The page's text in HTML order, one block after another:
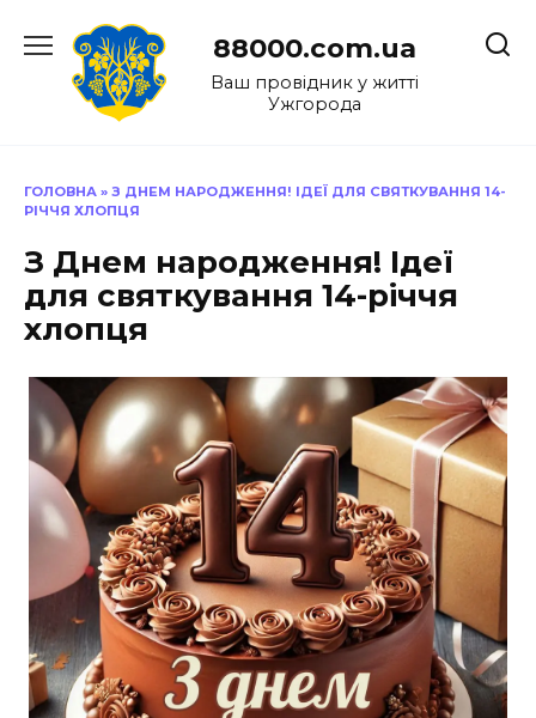
до
88000.com.ua
Ваш провідник у житті
Ужгорода
ГОЛОВНА » З ДНЕМ НАРОДЖЕННЯ! ІДЕЇ ДЛЯ СВЯТКУВАННЯ 14-
РІЧЧЯ ХЛОПЦЯ
З Днем народження! Ідеї
для святкування 14-річчя
хлопця